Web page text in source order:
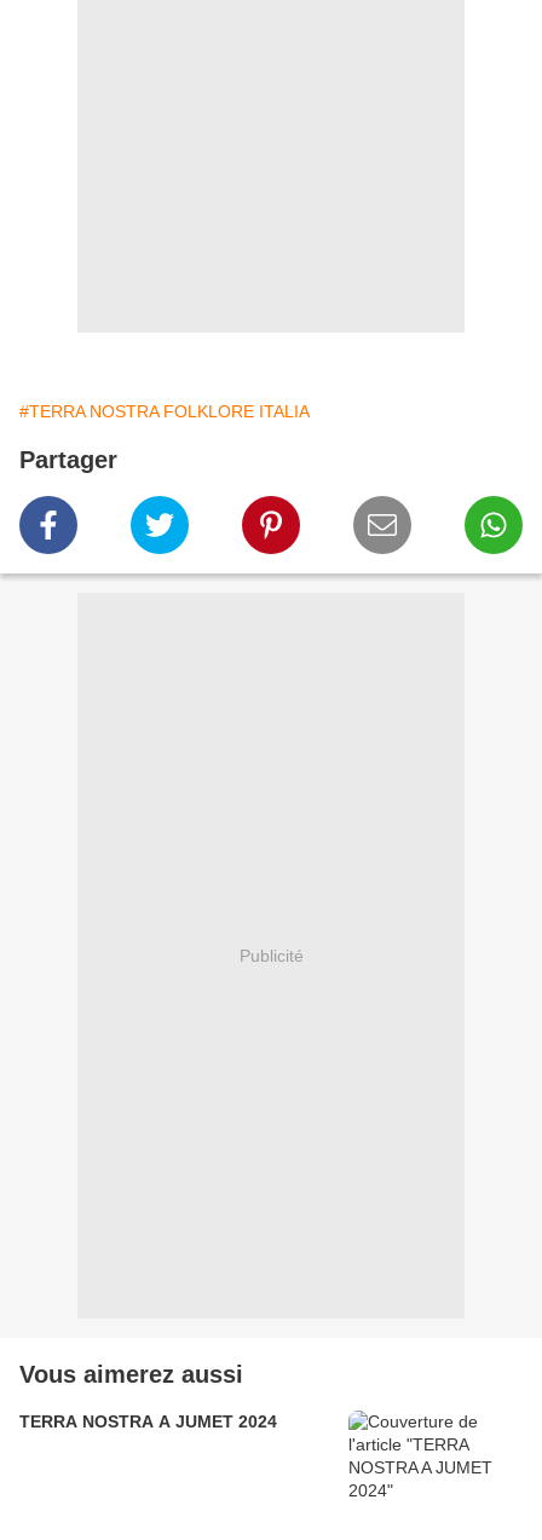
#TERRA NOSTRA FOLKLORE ITALIA
Partager
Publicité
Vous aimerez aussi
TERRA NOSTRA A JUMET 2024